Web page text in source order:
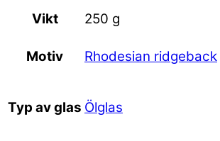
Vikt 250 g
Motiv Rhodesian ridgeback
Typ av glas Ölglas